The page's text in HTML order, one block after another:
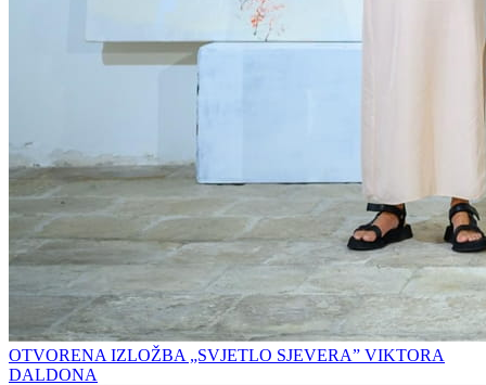
OTVORENA IZLOŽBA „SVJETLO SJEVERA” VIKTORA
DALDONA